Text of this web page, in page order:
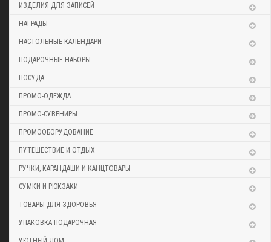
ИЗДЕЛИЯ ДЛЯ ЗАПИСЕЙ
НАГРАДЫ
НАСТОЛЬНЫЕ КАЛЕНДАРИ
ПОДАРОЧНЫЕ НАБОРЫ
ПОСУДА
ПРОМО-ОДЕЖДА
ПРОМО-СУВЕНИРЫ
ПРОМООБОРУДОВАНИЕ
ПУТЕШЕСТВИЕ И ОТДЫХ
РУЧКИ, КАРАНДАШИ И КАНЦТОВАРЫ
СУМКИ И РЮКЗАКИ
ТОВАРЫ ДЛЯ ЗДОРОВЬЯ
УПАКОВКА ПОДАРОЧНАЯ